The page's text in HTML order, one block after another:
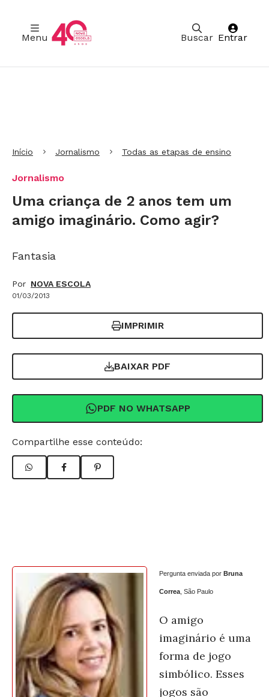
Buscar
Menu Entrar
Início Jornalismo Todas as etapas de ensino
Jornalismo
Uma criança de 2 anos tem um
amigo imaginário. Como agir?
Fantasia
Por NOVA ESCOLA
01/03/2013
IMPRIMIR
BAIXAR PDF
PDF NO WHATSAPP
Compartilhe esse conteúdo:
Pergunta enviada por Bruna
Correa , São Paulo
O amigo
imaginário é uma
forma de jogo
simbólico. Esses
jogos são